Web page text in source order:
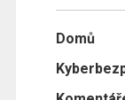
Domů